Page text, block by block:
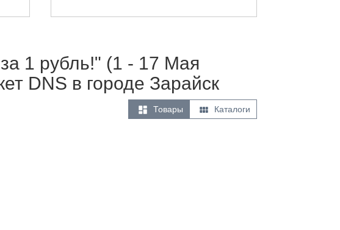
1 рубль!" (1 - 17 Мая
DNS в городе Зарайск
 Товары  Каталоги